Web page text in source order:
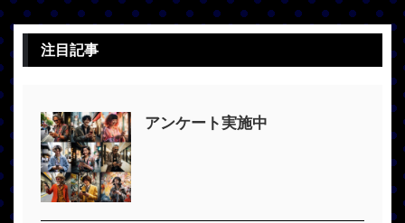
注目記事
アンケート実施中